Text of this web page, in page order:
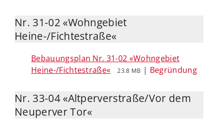
Nr. 31-02 «Wohngebiet
Heine-/Fichtestraße«
Bebauungsplan Nr. 31-02 «Wohngebiet
Heine-/Fichtestraße«
23.8 MB | Begründung
Nr. 33-04 «Altperverstraße/Vor dem
Neuperver Tor«